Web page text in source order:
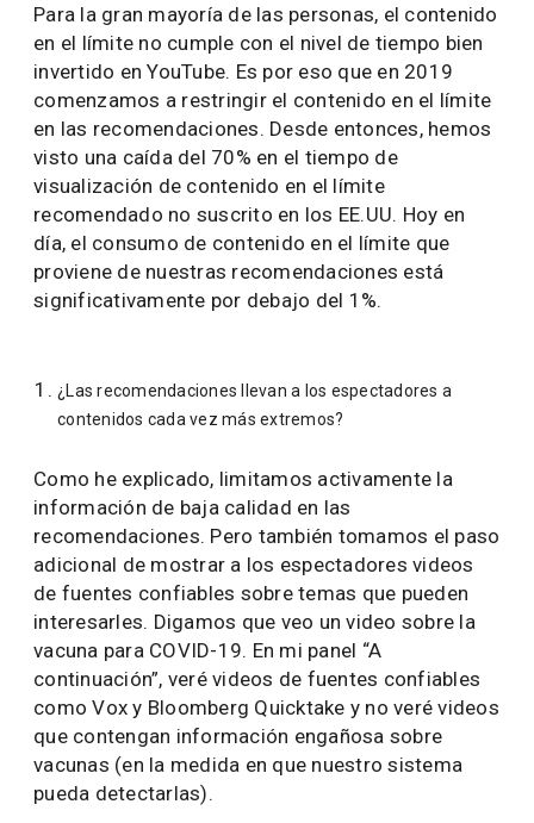
Para la gran mayoría de las personas, el contenido
en el límite no cumple con el nivel de tiempo bien
invertido en YouTube. Es por eso que en 2019
comenzamos a restringir el contenido en el límite
en las recomendaciones. Desde entonces, hemos
visto una caída del 70% en el tiempo de
visualización de contenido en el límite
recomendado no suscrito en los EE.UU. Hoy en
día, el consumo de contenido en el límite que
proviene de nuestras recomendaciones está
significativamente por debajo del 1%.
¿Las recomendaciones llevan a los espectadores a
contenidos cada vez más extremos?
Como he explicado, limitamos activamente la
información de baja calidad en las
recomendaciones. Pero también tomamos el paso
adicional de mostrar a los espectadores videos
de fuentes confiables sobre temas que pueden
interesarles. Digamos que veo un video sobre la
vacuna para COVID-19. En mi panel “A
continuación”, veré videos de fuentes confiables
como Vox y Bloomberg Quicktake y no veré videos
que contengan información engañosa sobre
vacunas (en la medida en que nuestro sistema
pueda detectarlas).